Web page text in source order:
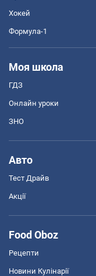
Хокей
Формула-1
Моя школа
ГДЗ
Онлайн уроки
ЗНО
Авто
Тест Драйв
Акції
Food Oboz
Рецепти
Новини Кулінарії